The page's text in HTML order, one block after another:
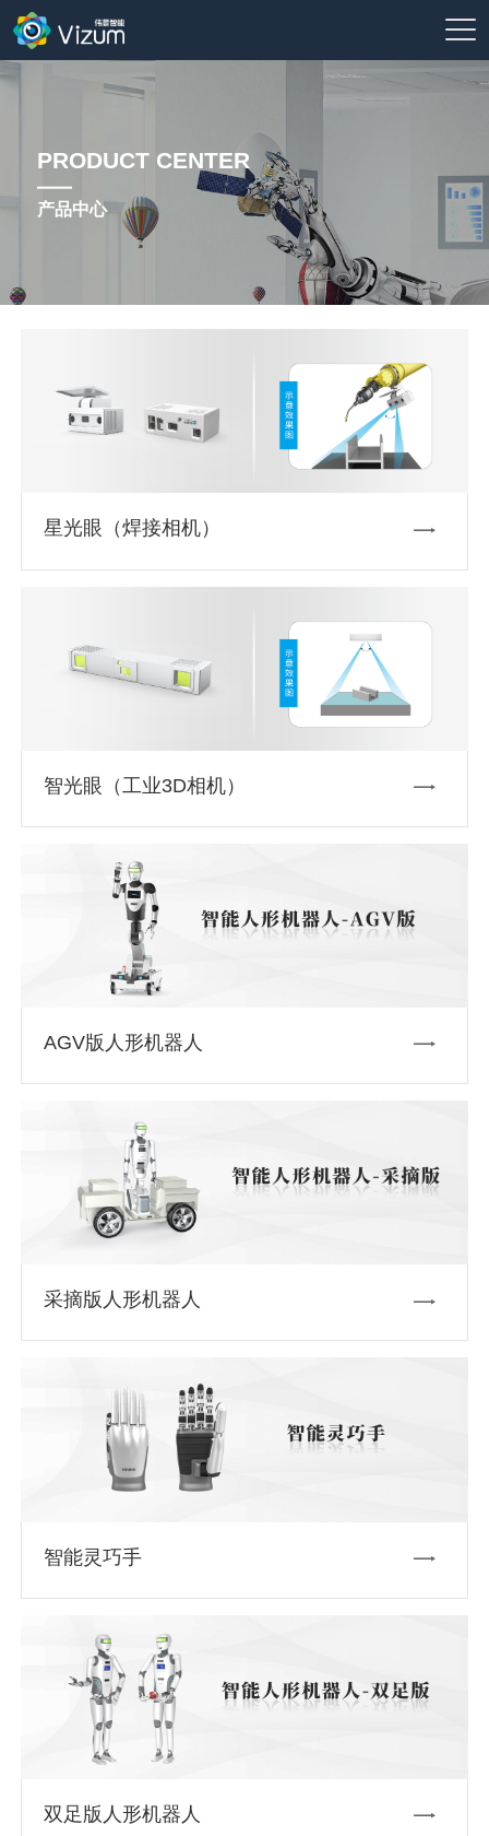
PRODUCT CENTER
产品中心
星光眼（焊接相机）
智光眼（工业3D相机）
AGV版人形机器人
采摘版人形机器人
智能灵巧手
双足版人形机器人